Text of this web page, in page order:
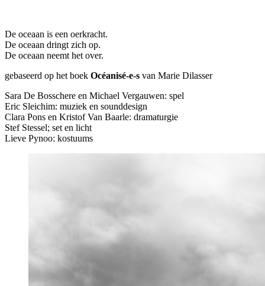
De oceaan is een oerkracht.
De oceaan dringt zich op.
De oceaan neemt het over.
gebaseerd op het boek Océanisé-e-s van Marie Dilasser
Sara De Bosschere en Michael Vergauwen: spel
Eric Sleichim: muziek en sounddesign
Clara Pons en Kristof Van Baarle: dramaturgie
Stef Stessel; set en licht
Lieve Pynoo: kostuums